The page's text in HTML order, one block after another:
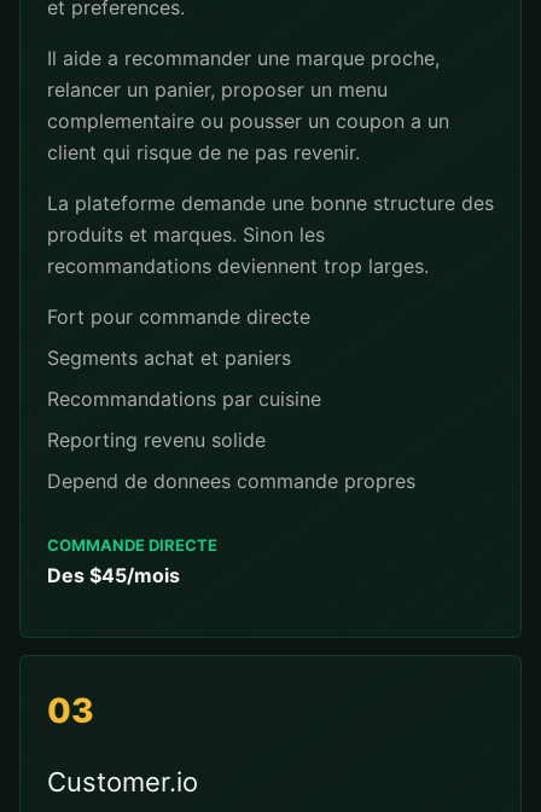
et preferences.
Il aide a recommander une marque proche,
relancer un panier, proposer un menu
complementaire ou pousser un coupon a un
client qui risque de ne pas revenir.
La plateforme demande une bonne structure des
produits et marques. Sinon les
recommandations deviennent trop larges.
Fort pour commande directe
Segments achat et paniers
Recommandations par cuisine
Reporting revenu solide
Depend de donnees commande propres
COMMANDE DIRECTE
Des $45/mois
03
Customer.io